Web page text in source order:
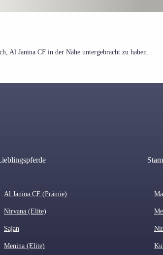
Al Janina CF in der Nähe untergebracht zu haben.
Al Janina CF (Prämie)
Nirvana (Elite)
Sajan
Menina (Elite)